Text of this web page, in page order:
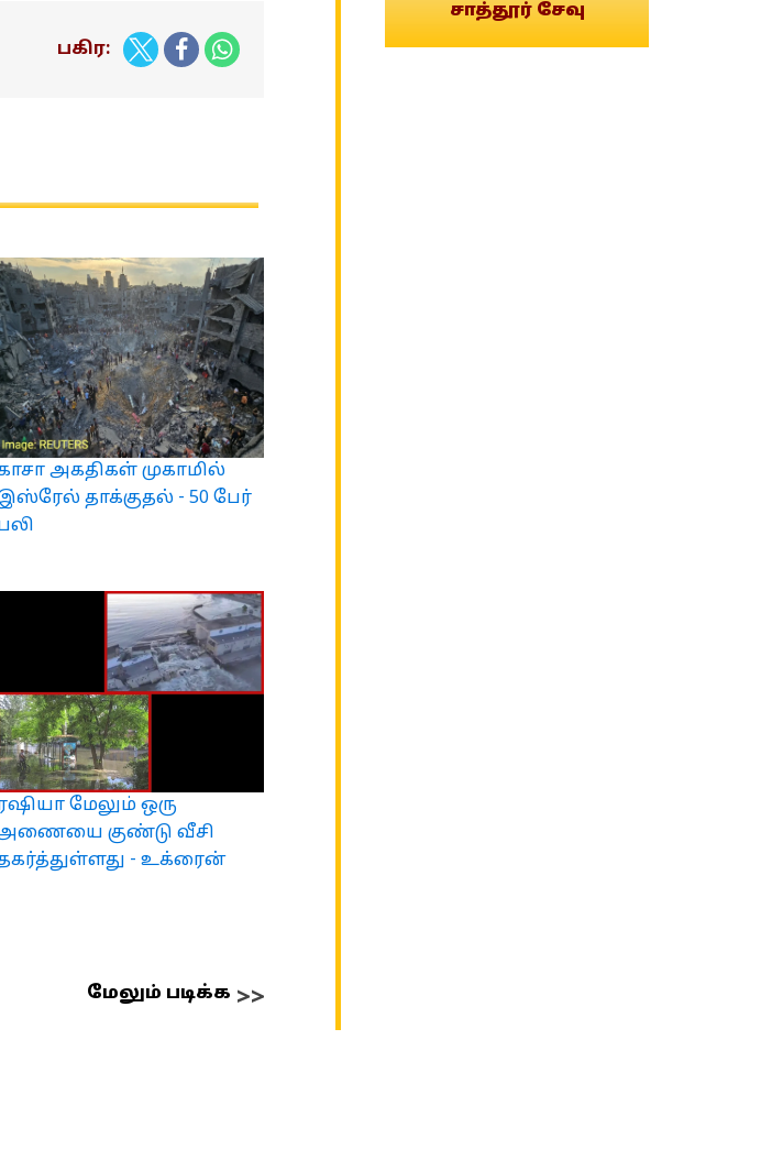
பகிர:
அகதிகள் முகாமில்
தாக்குதல் - 50 பேர்
மேலும் ஒரு
குண்டு வீசி
- உக்ரைன்
மேலும் படிக்க
சாத்தூர் சேவு